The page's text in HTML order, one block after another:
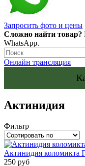
Запросить фото и цены
Сложно найти товар?
WhatsApp.
Онлайн трансляция
Актинидия
Фильтр
Актинидия коломикта
250 руб